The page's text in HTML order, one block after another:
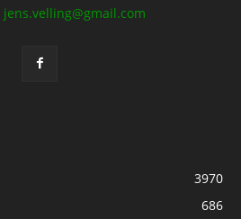
jens.velling@gmail.com
3970
686